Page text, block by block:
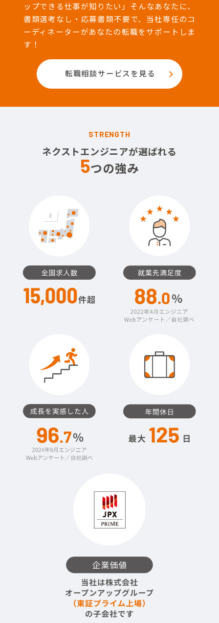
ップできる仕事が知りたい」そんなあなたに、
書類選考なし・応募書類不要で、当社専任のコ
ーディネーターがあなたの転職をサポートしま
す！
転職相談サービスを見る
STRENGTH
ネクストエンジニアが選ばれる
5つの強み